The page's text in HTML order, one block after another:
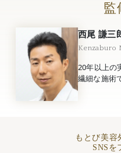
監
西尾 謙三
Kenzaburo
20年以上の
繊細な施術
もとび美容
SNSを